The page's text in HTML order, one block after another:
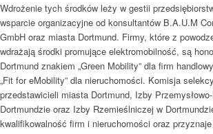
Wdrożenie tych środków leży w gestii
wsparcie organizacyjne od konsultantów B.A.U.M
GmbH oraz miasta Dortmund. Firmy, które z
wdrażają środki promujące elektromobilność, są
Dortmund znakiem „Green Mobility” dla firm
„Fit for eMobility” dla nieruchomości. Komisja
przedstawicieli miasta Dortmund, Izby
Dortmundzie oraz Izby Rzemieślniczej w
kwalifikowalność firm i nieruchomości oraz